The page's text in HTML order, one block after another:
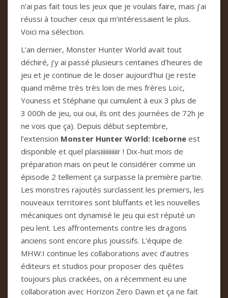
n’ai pas fait tous les jeux que je voulais faire, mais j’ai
réussi à toucher ceux qui m’intéressaient le plus.
Voici ma sélection.
L’an dernier, Monster Hunter World avait tout
déchiré, j’y ai passé plusieurs centaines d’heures de
jeu et je continue de le doser aujourd’hui (je reste
quand même très très loin de mes frères Loïc,
Youness et Stéphane qui cumulent à eux 3 plus de
3 000h de jeu, oui oui, ils ont des journées de 72h je
ne vois que ça). Depuis début septembre,
l’extension Monster Hunter World: Iceborne est
disponible et quel plaisiiiiiiiiiiir ! Dix-huit mois de
préparation mais on peut le considérer comme un
épisode 2 tellement ça surpasse la première partie.
Les monstres rajoutés surclassent les premiers, les
nouveaux territoires sont bluffants et les nouvelles
mécaniques ont dynamisé le jeu qui est réputé un
peu lent. Les affrontements contre les dragons
anciens sont encore plus jouissifs. L’équipe de
MHW:I continue les collaborations avec d’autres
éditeurs et studios pour proposer des quêtes
toujours plus crackées, on a récemment eu une
collaboration avec Horizon Zero Dawn et ça ne fait